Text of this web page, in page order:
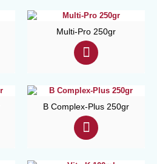
Μulti-Pro 250gr
B Complex-Plus 250gr